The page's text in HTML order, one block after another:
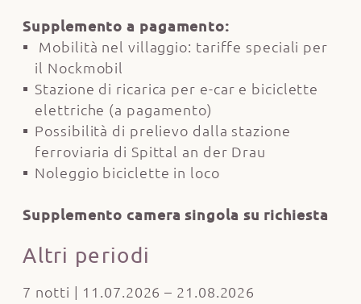
Supplemento a pagamento:
Mobilità nel villaggio: tariffe speciali per
il Nockmobil
Stazione di ricarica per e-car e biciclette
elettriche (a pagamento)
Possibilità di prelievo dalla stazione
ferroviaria di Spittal an der Drau
Noleggio biciclette in loco
Supplemento camera singola su richiesta
Altri periodi
7 notti | 11.07.2026 – 21.08.2026